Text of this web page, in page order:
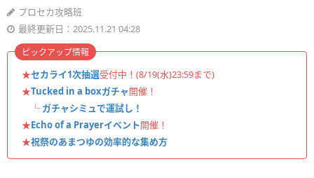
プロセカ攻略班
最終更新日：2025.11.21 04:28
★セカライ1次抽選受付中！(8/19(水)23:59まで)
★Tucked in a boxガチャ開催！
└ ガチャシミュで運試し！
★Echo of a Prayerイベント開催！
★祝祭のあまつゆの効率的な集め方
ピックアップ情報